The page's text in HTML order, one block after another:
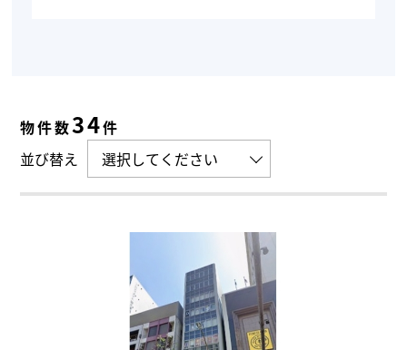
物件数34件
並び替え